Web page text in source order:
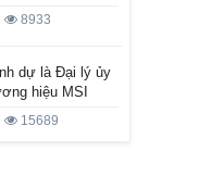
8933
dự là Đại lý ủy
hiệu MSI
15689